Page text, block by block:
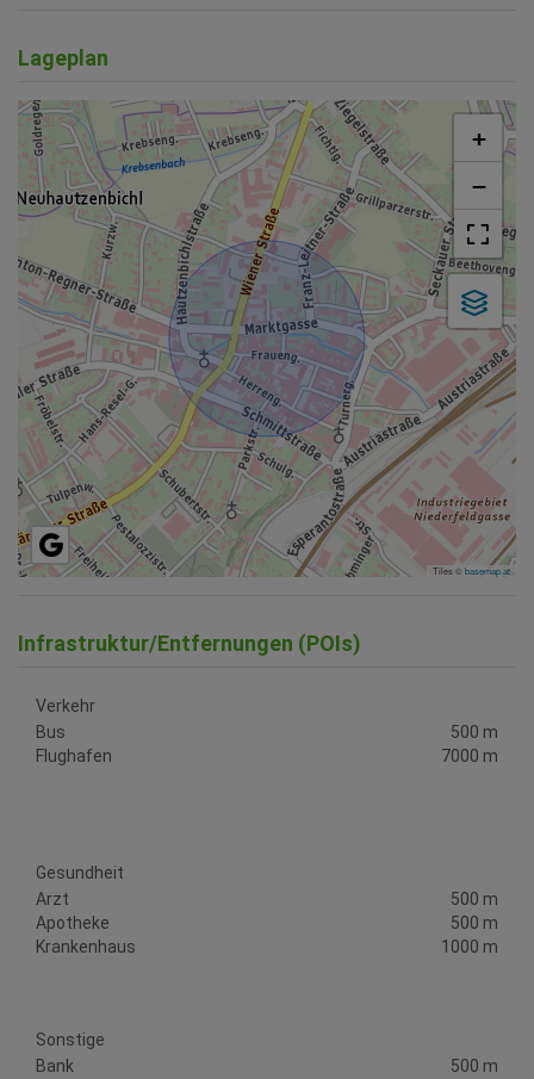
Lageplan
+
−
Tiles ©basemap.at
Infrastruktur/Entfernungen (POIs)
Verkehr
Bus
500 m
Flughafen
7000 m
Gesundheit
Arzt
500 m
Apotheke
500 m
Krankenhaus
1000 m
Sonstige
Bank
500 m